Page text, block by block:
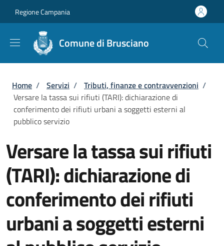
Regione Campania
Comune di Brusciano
Briciole di pane
Home / Servizi / Tributi, finanze e contravvenzioni /
Versare la tassa sui rifiuti (TARI): dichiarazione di
conferimento dei rifiuti urbani a soggetti esterni al
pubblico servizio
Versare la tassa sui rifiuti
(TARI): dichiarazione di
conferimento dei rifiuti
urbani a soggetti esterni